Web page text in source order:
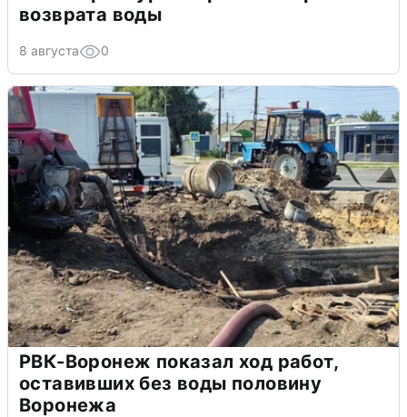
возврата воды
8 августа 0
РВК-Воронеж показал ход работ,
оставивших без воды половину
Воронежа